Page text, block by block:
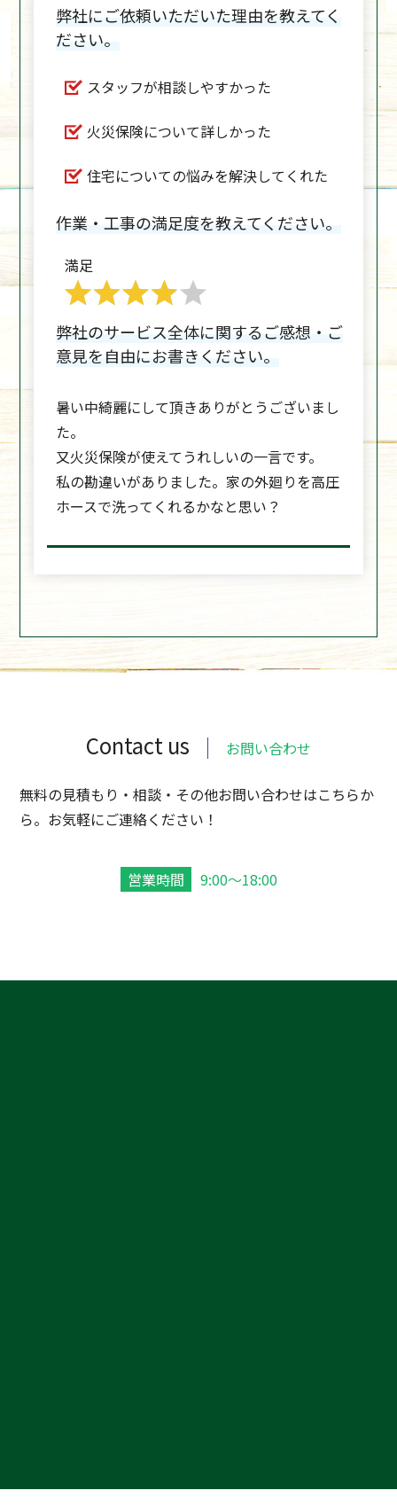
弊社にご依頼いただいた理由を教えてく
ださい。
スタッフが相談しやすかった
火災保険について詳しかった
住宅についての悩みを解決してくれた
作業・工事の満足度を教えてください。
満足
弊社のサービス全体に関するご感想・ご
意見を自由にお書きください。
暑い中綺麗にして頂きありがとうございまし
た。
又火災保険が使えてうれしいの一言です。
私の勘違いがありました。家の外廻りを高圧
ホースで洗ってくれるかなと思い？
Contact us お問い合わせ
無料の見積もり・相談・その他お問い合わせはこちらか
ら。お気軽にご連絡ください！
営業時間 9:00～18:00